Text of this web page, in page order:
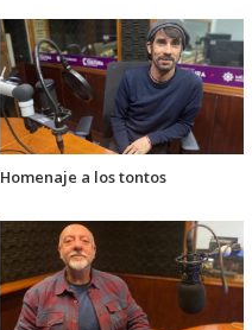
Homenaje a los tontos